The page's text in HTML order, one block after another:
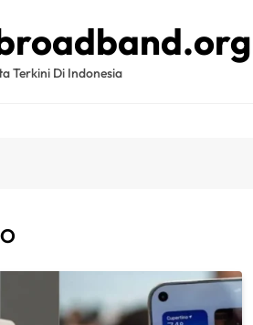
Terkini Di Indonesia